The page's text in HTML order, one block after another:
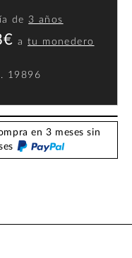
de 3 años
atu monedero
19896
en 3 meses sin